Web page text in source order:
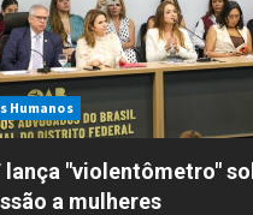
Humanos
lança "violentômetro"
a mulheres